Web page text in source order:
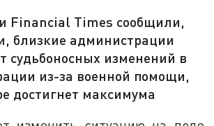
Financial Times сообщили,
близкие администрации
судьбоносных изменений в
из-за военной помощи,
достигнет максимума